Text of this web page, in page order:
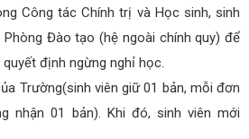
Công tác Chính trị và Học sinh, sinh
Đào tạo (hệ ngoài chính quy) để
định ngừng nghỉ học.
Trường(sinh viên giữ 01 bản, mỗi đơn
nhận 01 bản). Khi đó, sinh viên mới